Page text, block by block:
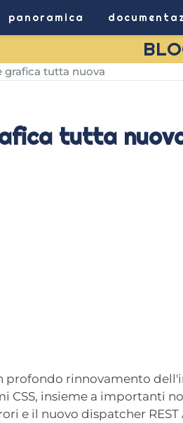
panoramica
grafica tutta nuova
tutta
profondo rinnovamento
CSS, insieme a importanti
e il nuovo dispatcher REST